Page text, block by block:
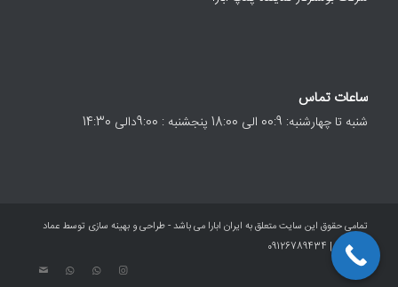
ساعات تماس
شنبه تا چهارشنبه: 00:9 الی 18:00 پنجشنبه : 9:00دالی 14:30
تمامی حقوق این سایت متعلق به ایران ابارا می باشد - طراحی و بهینه سازی توسط عماد
معصومی | 09126789434